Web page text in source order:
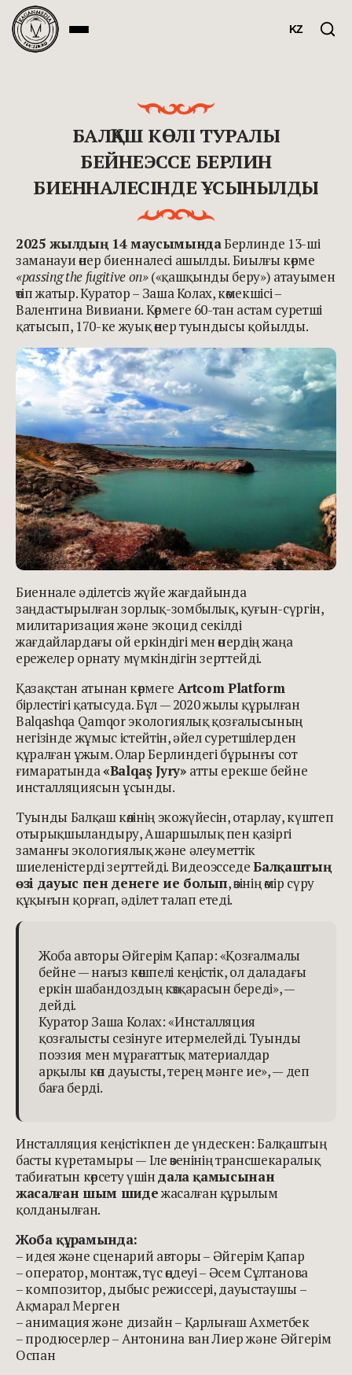
KZ
БАЛҚАШ КӨЛІ ТУРАЛЫ
БЕЙНЕЭССЕ БЕРЛИН
БИЕННАЛЕСІНДЕ ҰСЫНЫЛДЫ
2025 жылдың 14 маусымындаБерлинде 13-ші
заманауи өнер биенналесі ашылды. Биылғы көрме
«passing the fugitive on»(«қашқынды беру») атауымен
өтіп жатыр. Куратор – Заша Колах, көмекшісі –
Валентина Вивиани. Көрмеге 60-тан астам суретші
қатысып, 170-ке жуық өнер туындысы қойылды.
Биеннале әділетсіз жүйе жағдайында
заңдастырылған зорлық-зомбылық, қуғын-сүргін,
милитаризация және экоцид секілді
жағдайлардағы ой еркіндігі мен өнердің жаңа
ережелер орнату мүмкіндігін зерттейді.
Қазақстан атынан көрмеге Artcom Platform
бірлестігі қатысуда. Бұл — 2020 жылы құрылған
Balqashqa Qamqor экологиялық қозғалысының
негізінде жұмыс істейтін, әйел суретшілерден
құралған ұжым. Олар Берлиндегі бұрынғы сот
ғимаратында«Balqaş Jyry» атты ерекше бейне
инсталляциясын ұсынды.
Туынды Балқаш көлінің экожүйесін, отарлау, күштеп
отырықшыландыру, Ашаршылық пен қазіргі
заманғы экологиялық және әлеуметтік
шиеленістерді зерттейді. ВидеоэсседеБалқаштың
өзі дауыс пен денеге ие болып, өзінің өмір сүру
құқығын қорғап, әділет талап етеді.
Жоба авторы Әйгерім Қапар: «Қозғалмалы
бейне — нағыз көшпелі кеңістік, ол даладағы
еркін шабандоздың көзқарасын береді», —
дейді.
Куратор Заша Колах: «Инсталляция
қозғалысты сезінуге итермелейді. Туынды
поэзия мен мұрағаттық материалдар
арқылы көп дауысты, терең мәнге ие», — деп
баға берді.
Инсталляция кеңістікпен де үндескен: Балқаштың
басты күретамыры — Іле өзенінің трансшекаралық
табиғатын көрсету үшіндала қамысынан
жасалған шым шидежасалған құрылым
қолданылған.
Жоба құрамында:
– идея және сценарий авторы – Әйгерім Қапар
– оператор, монтаж, түс өңдеуі – Әсем Сұлтанова
– композитор, дыбыс режиссері, дауыстаушы –
Ақмарал Мерген
– анимация және дизайн – Қарлығаш Ахметбек
– продюсерлер – Антонина ван Лиер және Әйгерім
Оспан